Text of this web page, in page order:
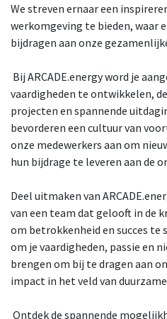
We streven ernaar een
werkomgeving te bieden, waar
bijdragen aan onze
Bij ARCADE.energy word je
vaardigheden te ontwikkelen,
projecten en spannende
bevorderen een cultuur van
onze medewerkers aan om
hun bijdrage te leveren aan de
Deel uitmaken van
van een team dat gelooft in de
om betrokkenheid en succes te
om je vaardigheden, passie en
brengen om bij te dragen aan
impact in het veld van
Ontdek de spannende